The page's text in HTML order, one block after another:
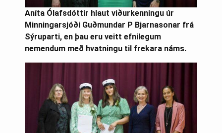
Aníta Ólafsdóttir hlaut viðurkenningu úr
Minningarsjóði Guðmundar P Bjarnasonar frá
Sýruparti, en þau eru veitt efnilegum
nemendum með hvatningu til frekara náms.